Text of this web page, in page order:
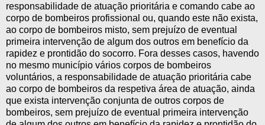
responsabilidade de atuação prioritária e comando cabe ao
corpo de bombeiros profissional ou, quando este não exista,
ao corpo de bombeiros misto, sem prejuízo de eventual
primeira intervenção de algum dos outros em benefício da
rapidez e prontidão do socorro. Fora desses casos, havendo
no mesmo município vários corpos de bombeiros
voluntários, a responsabilidade de atuação prioritária cabe
ao corpo de bombeiros da respetiva área de atuação, ainda
que exista intervenção conjunta de outros corpos de
bombeiros, sem prejuízo de eventual primeira intervenção